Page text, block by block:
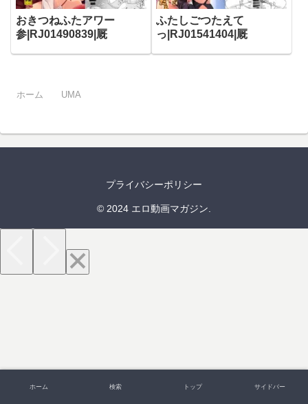
おきつねふたアワー
参|RJ01490839|厩
ふたしごつたえて
っ|RJ01541404|厩
ホーム UMA
プライバシーポリシー
© 2024 エロ動画マガジン.
ホーム 検索 トップ サイドバー